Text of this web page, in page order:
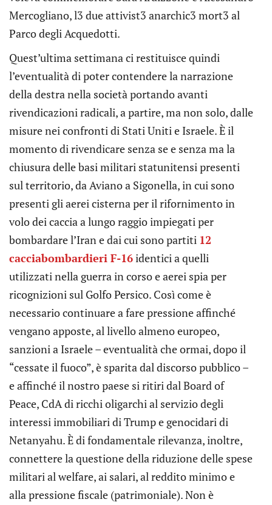
Mercogliano, l3 due attivist3 anarchic3 mort3 al
Parco degli Acquedotti.
Quest’ultima settimana ci restituisce quindi
l’eventualità di poter contendere la narrazione
della destra nella società portando avanti
rivendicazioni radicali, a partire, ma non solo, dalle
misure nei confronti di Stati Uniti e Israele. È il
momento di rivendicare senza se e senza ma la
chiusura delle basi militari statunitensi presenti
sul territorio, da Aviano a Sigonella, in cui sono
presenti gli aerei cisterna per il rifornimento in
volo dei caccia a lungo raggio impiegati per
bombardare l’Iran e dai cui sono partiti 12
cacciabombardieri F-16identici a quelli
utilizzati nella guerra in corso e aerei spia per
ricognizioni sul Golfo Persico. Così come è
necessario continuare a fare pressione affinché
vengano apposte, al livello almeno europeo,
sanzioni a Israele – eventualità che ormai, dopo il
“cessate il fuoco”, è sparita dal discorso pubblico –
e affinché il nostro paese si ritiri dal Board of
Peace, CdA di ricchi oligarchi al servizio degli
interessi immobiliari di Trump e genocidari di
Netanyahu. È di fondamentale rilevanza, inoltre,
connettere la questione della riduzione delle spese
militari al welfare, ai salari, al reddito minimo e
alla pressione fiscale (patrimoniale). Non è